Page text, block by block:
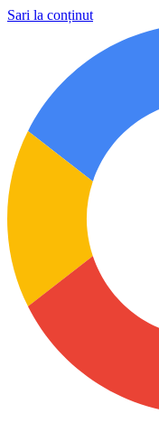
Sari la conținut